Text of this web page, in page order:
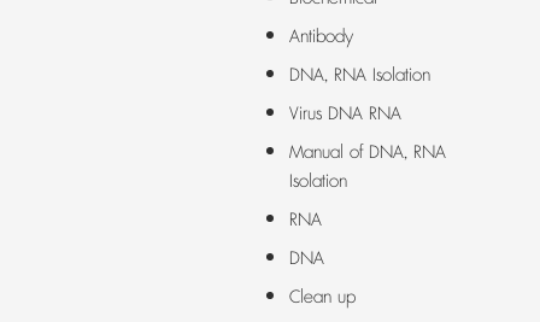
Antibody
DNA, RNA Isolation
Virus DNA RNA
Manual of DNA, RNA
Isolation
RNA
DNA
Clean up